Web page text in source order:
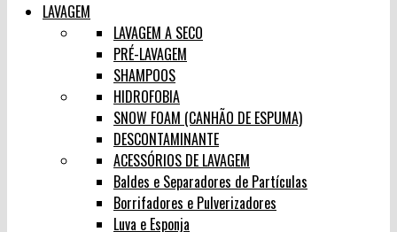
LAVAGEM
LAVAGEM A SECO
PRÉ-LAVAGEM
SHAMPOOS
HIDROFOBIA
SNOW FOAM (CANHÃO DE ESPUMA)
DESCONTAMINANTE
ACESSÓRIOS DE LAVAGEM
Baldes e Separadores de Partículas
Borrifadores e Pulverizadores
Luva e Esponja